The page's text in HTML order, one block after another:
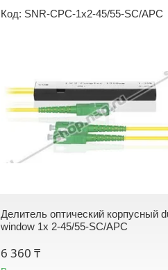
SNR-CPC-1x2-45/55-SC/APC
Делитель оптический корпусный
window 1х 2-45/55-SC/APC
6 360 ₸